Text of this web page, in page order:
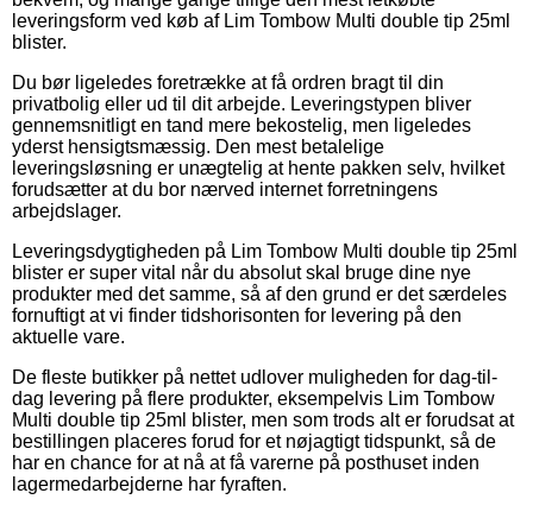
leveringsform ved køb af Lim Tombow Multi double tip 25ml
blister.
Du bør ligeledes foretrække at få ordren bragt til din
privatbolig eller ud til dit arbejde. Leveringstypen bliver
gennemsnitligt en tand mere bekostelig, men ligeledes
yderst hensigtsmæssig. Den mest betalelige
leveringsløsning er unægtelig at hente pakken selv, hvilket
forudsætter at du bor nærved internet forretningens
arbejdslager.
Leveringsdygtigheden på Lim Tombow Multi double tip 25ml
blister er super vital når du absolut skal bruge dine nye
produkter med det samme, så af den grund er det særdeles
fornuftigt at vi finder tidshorisonten for levering på den
aktuelle vare.
De fleste butikker på nettet udlover muligheden for dag-til-
dag levering på flere produkter, eksempelvis Lim Tombow
Multi double tip 25ml blister, men som trods alt er forudsat at
bestillingen placeres forud for et nøjagtigt tidspunkt, så de
har en chance for at nå at få varerne på posthuset inden
lagermedarbejderne har fyraften.